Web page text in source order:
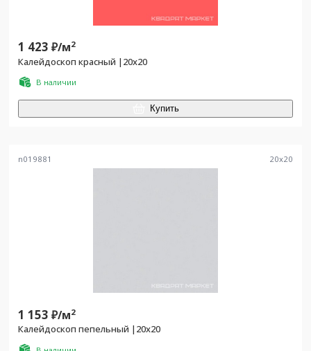
1 423 ₽/м2
Калейдоскоп красный |20x20
В наличии
Купить
n019881 20x20
1 153 ₽/м2
Калейдоскоп пепельный |20x20